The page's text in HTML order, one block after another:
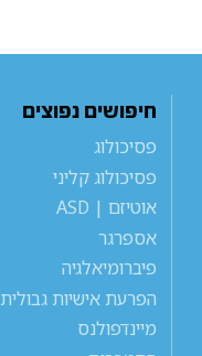
חיפושים נפוצים
פסיכולוג
פסיכולוג קליני
אוטיזם | ASD
אספרגר
פיברומיאלגיה
הפרעת אישיות גבולית
מיינדפולנס